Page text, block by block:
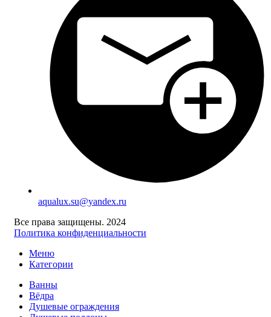
aqualux.su@yandex.ru
Все права защищены. 2024
Политика конфиденциальности
Меню
Категории
Ванны
Вёдра
Душевые ограждения